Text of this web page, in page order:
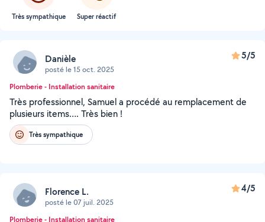
Très sympathique Super réactif
Danièle
posté le 15 oct. 2025
5/5
Plomberie - Installation sanitaire
Très professionnel, Samuel a procédé au remplacement de
plusieurs items…. Très bien !
Très sympathique
Florence L.
posté le 07 juil. 2025
4/5
Plomberie - Installation sanitaire